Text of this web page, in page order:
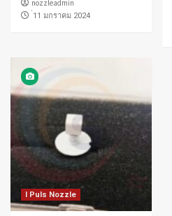
nozzleadmin
่11 มกราคม 2024
I Puls Nozzle